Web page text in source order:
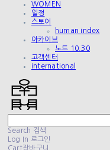
WOMEN
일정
스토어
human index
아카이브
노트 10.30
고객센터
international
Search 검색
Log In 로그인
Cart장바구니